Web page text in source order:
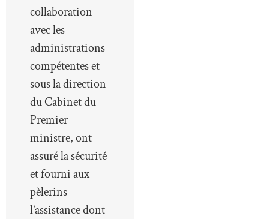
collaboration
avec les
administrations
compétentes et
sous la direction
du Cabinet du
Premier
ministre, ont
assuré la sécurité
et fourni aux
pèlerins
l’assistance dont